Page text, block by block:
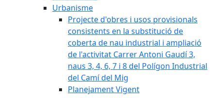
Urbanisme
Projecte d'obres i usos provisionals
consistents en la substitució de
coberta de nau industrial i ampliació
de l'activitat Carrer Antoni Gaudí 3,
naus 3, 4, 6, 7 i 8 del Polígon Industrial
del Camí del Mig
Planejament Vigent